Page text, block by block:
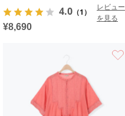
4.0 （1）
レビュー
を見る
¥8,690